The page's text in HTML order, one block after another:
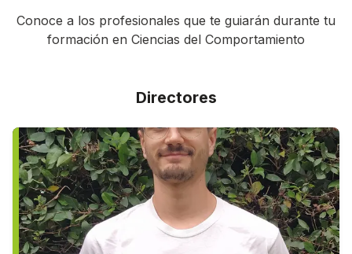
Conoce a los profesionales que te guiarán durante tu
formación en Ciencias del Comportamiento
Directores